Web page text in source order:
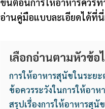
อ่านคู่มือแบบละเอียดได้ที่นี่
เลือกอ่านตามหัวข้อ
การให้อาหารสุนัขในระย
ข้อควรระวังในการให้อาห
สรุปเรื่องการให้อาหารสุนัข